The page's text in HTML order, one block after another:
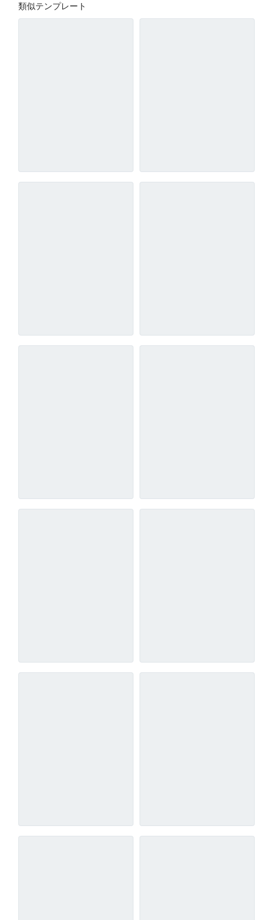
類似テンプレート